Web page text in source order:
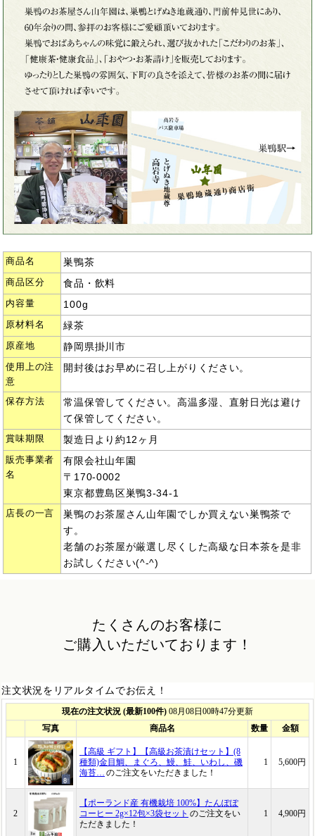
商品名 巣鴨茶
商品区分 食品・飲料
内容量 100g
原材料名 緑茶
原産地 静岡県掛川市
使用上の注
意
開封後はお早めに召し上がりください。
保存方法
常温保管してください。高温多湿、直射日光は避け
て保管してください。
賞味期限 製造日より約12ヶ月
販売事業者
名
有限会社山年園
〒170-0002
東京都豊島区巣鴨3-34-1
店長の一言
巣鴨のお茶屋さん山年園でしか買えない巣鴨茶で
す。
老舗のお茶屋が厳選し尽くした高級な日本茶を是非
お試しください(^-^)
たくさんのお客様に
ご購入いただいております！
注文状況をリアルタイムでお伝え！